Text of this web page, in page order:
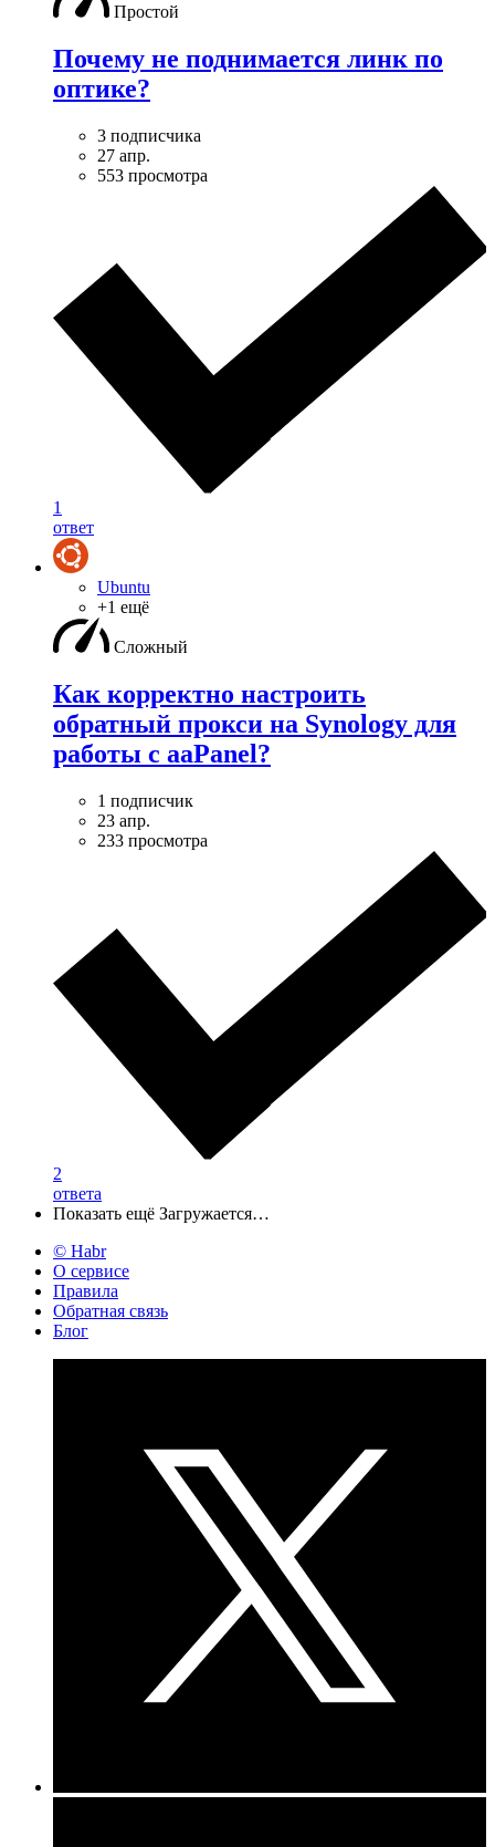
Простой
Почему не поднимается линк по
оптике?
3 подписчика
27 апр.
553 просмотра
1
ответ
Ubuntu
+1 ещё
Сложный
Как корректно настроить
обратный прокси на Synology для
работы с aaPanel?
1 подписчик
23 апр.
233 просмотра
2
ответа
Показать ещё Загружается…
© Habr
О сервисе
Правила
Обратная связь
Блог